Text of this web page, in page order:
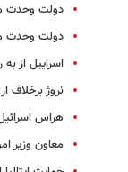
دولت وحدت
دولت وحدت
اسراییل از
نروژ برخلاف
هراس
معاون وزیر